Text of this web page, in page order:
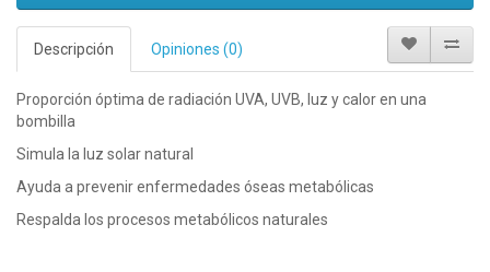
Descripción Opiniones (0)
Proporción óptima de radiación UVA, UVB, luz y calor en una
bombilla
Simula la luz solar natural
Ayuda a prevenir enfermedades óseas metabólicas
Respalda los procesos metabólicos naturales